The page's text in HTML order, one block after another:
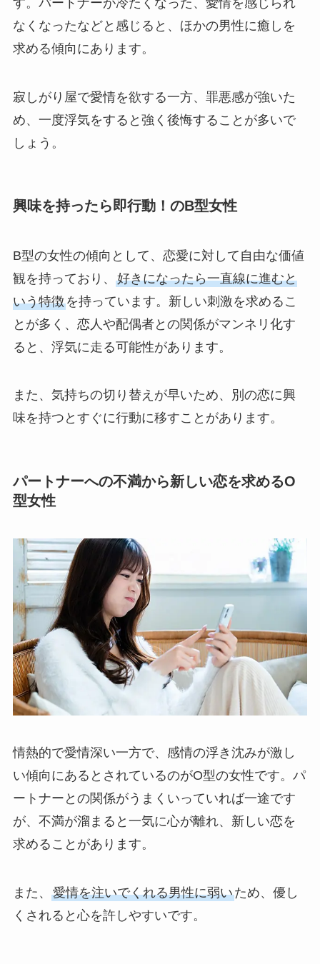
す。パートナーが冷たくなった、愛情を感じられ
なくなったなどと感じると、ほかの男性に癒しを
求める傾向にあります。
寂しがり屋で愛情を欲する一方、罪悪感が強いた
め、一度浮気をすると強く後悔することが多いで
しょう。
興味を持ったら即行動！のB型女性
B型の女性の傾向として、恋愛に対して自由な価値
観を持っており、 好きになったら一直線に進むと
いう特徴を持っています。新しい刺激を求めるこ
とが多く、恋人や配偶者との関係がマンネリ化す
ると、浮気に走る可能性があります。
また、気持ちの切り替えが早いため、別の恋に興
味を持つとすぐに行動に移すことがあります。
パートナーへの不満から新しい恋を求めるO
型女性
情熱的で愛情深い一方で、感情の浮き沈みが激し
い傾向にあるとされているのがO型の女性です。パ
ートナーとの関係がうまくいっていれば一途です
が、不満が溜まると一気に心が離れ、新しい恋を
求めることがあります。
また、 愛情を注いでくれる男性に弱いため、優し
くされると心を許しやすいです。